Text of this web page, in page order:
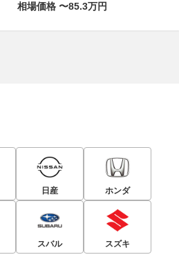
相場価格 〜85.3万円
日産 ホンダ
スバル スズキ